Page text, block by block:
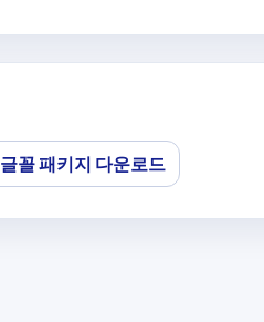
글꼴 패키지 다운로드